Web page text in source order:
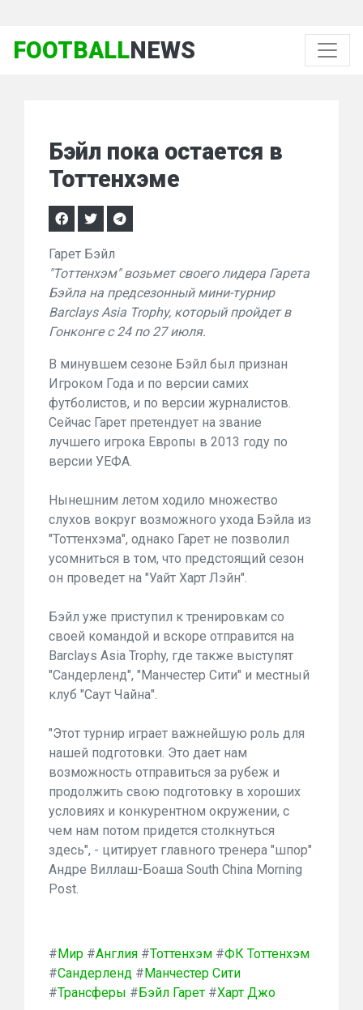
FOOTBALLNEWS
Бэйл пока остается в
Тоттенхэме
Гарет Бэйл
"Тоттенхэм" возьмет своего лидера Гарета
Бэйла на предсезонный мини-турнир
Barclays Asia Trophy, который пройдет в
Гонконге с 24 по 27 июля.
В минувшем сезоне Бэйл был признан
Игроком Года и по версии самих
футболистов, и по версии журналистов.
Сейчас Гарет претендует на звание
лучшего игрока Европы в 2013 году по
версии УЕФА.
Нынешним летом ходило множество
слухов вокруг возможного ухода Бэйла из
"Тоттенхэма", однако Гарет не позволил
усомниться в том, что предстоящий сезон
он проведет на "Уайт Харт Лэйн".
Бэйл уже приступил к тренировкам со
своей командой и вскоре отправится на
Barclays Asia Trophy, где также выступят
"Сандерленд", "Манчестер Сити" и местный
клуб "Саут Чайна".
"Этот турнир играет важнейшую роль для
нашей подготовки. Это дает нам
возможность отправиться за рубеж и
продолжить свою подготовку в хороших
условиях и конкурентном окружении, с
чем нам потом придется столкнуться
здесь", - цитирует главного тренера "шпор"
Андре Виллаш-Боаша South China Morning
Post.
#Мир #Англия #Тоттенхэм #ФК Тоттенхэм
#Сандерленд #Манчестер Сити
#Трансферы #Бэйл Гарет #Харт Джо